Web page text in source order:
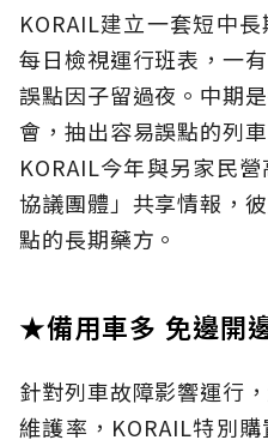
KORAIL建立一套短中
每日檢視運行班表，一
誤點因子留過夜。中期
會，抽出容易誤點的列
KORAIL今年與另家民
協議團體」共享情報，
點的長期藥方。
★備用車多 免邊開
針對列車故障影響運行
維護率，KORAIL特別